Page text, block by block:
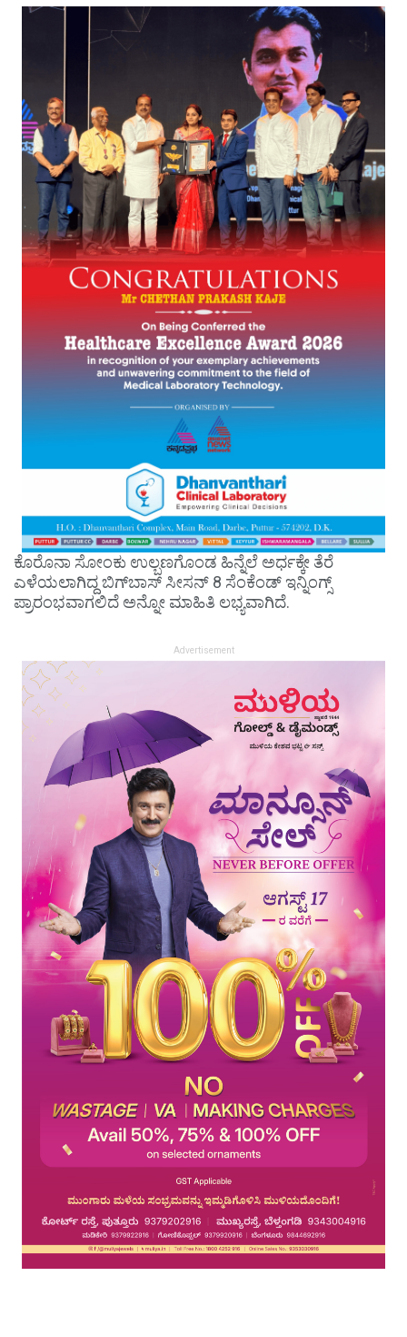
ಕೊರೊನಾ ಸೋಂಕು ಉಲ್ಬಣಗೊಂಡ ಹಿನ್ನೆಲೆ ಅರ್ಧಕ್ಕೇ ತೆರೆ
ಎಳೆಯಲಾಗಿದ್ದ ಬಿಗ್​ಬಾಸ್ ಸೀಸನ್ 8 ಸೆಂಕೆಂಡ್ ಇನ್ನಿಂಗ್ಸ್
ಪ್ರಾರಂಭವಾಗಲಿದೆ ಅನ್ನೋ ಮಾಹಿತಿ ಲಭ್ಯವಾಗಿದೆ.
Advertisement